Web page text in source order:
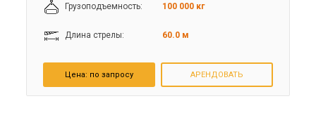
Грузоподъемность: 100 000 кг
Длина стрелы: 60.0 м
Цена: по запросу АРЕНДОВАТЬ